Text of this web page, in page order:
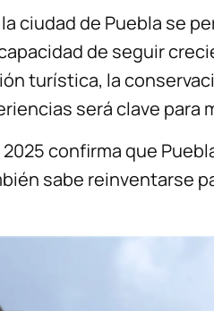
ciudad de Puebla se
de seguir
turística, la
será clave para
confirma que
sabe reinventarse